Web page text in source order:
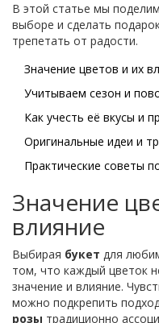
В этой статье мы
выборе и сделать
трепетать от радости.
Значение цветов и их
Учитываем сезон и
Как учесть её вкусы и
Оригинальные идеи и
Практические советы
Значение
влияние
Выбирая букет для
том, что каждый цветок
значение и влияние.
можно подкрепить
розы традиционно